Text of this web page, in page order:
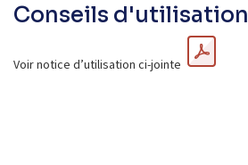
Conseils d'utilisation
Voir notice d’utilisation ci-jointe